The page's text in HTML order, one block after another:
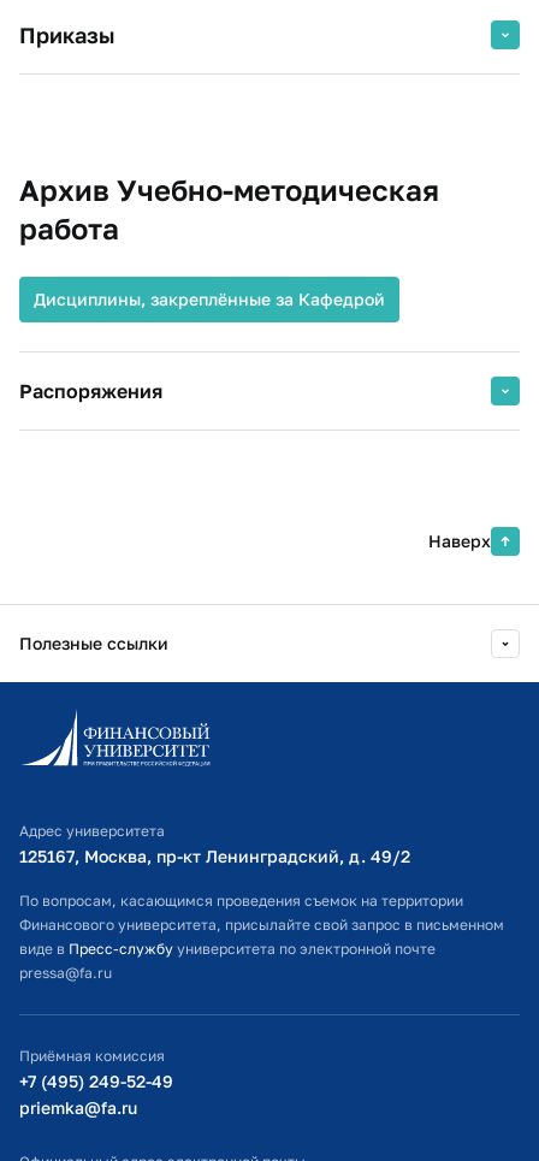
Приказы
Архив Учебно-методическая
работа
Дисциплины, закреплённые за Кафедрой
Распоряжения
Наверх
Полезные ссылки
Информационно-образовательный портал
Личный кабинет поступающего
Оплата обучения
Расписание занятий
Студенческий офис
Официальный адрес электронной почты
Министерство просвещения РФ
Министерство науки и высшего образования РФ
Адрес университета
125167, Москва, пр-кт Ленинградский, д. 49/2​
По вопросам, касающимся проведения съемок на территории
Финансового университета, присылайте свой запрос в письменном
виде в Пресс-службу университета по электронной почте
pressa@fa.ru
Приёмная комиссия
+7 (495) 249-52-49
priemka@fa.ru